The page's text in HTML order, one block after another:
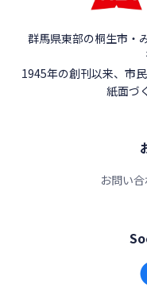
群馬県東部の桐生市・
1945年の創刊以来、市
紙面づ
お問い